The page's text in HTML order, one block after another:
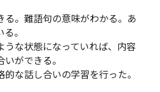
る。難語句の意味がわかる。あ
。
うな状態になっていれば、内容
ができる。
的な話し合いの学習を行った。